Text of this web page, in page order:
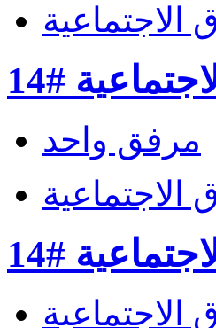
الاجتماعية
#14
مرفق واحد
الاجتماعية
#14
الاجتماعية